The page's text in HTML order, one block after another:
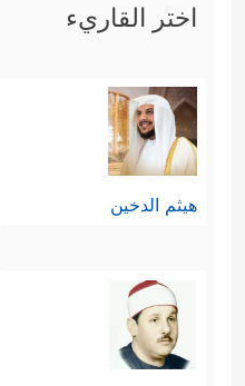
اختر القاريء
هيثم الدخين